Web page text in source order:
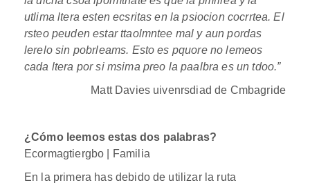
utlima ltera esten ecsritas en la psiocion cocrrtea. El
rsteo peuden estar ttaolmntee mal y aun pordas
lerelo sin pobrleams. Esto es pquore no lemeos
cada ltera por si msima preo la paalbra es un tdoo.”
Matt Davies uivenrsdiad de Cmbagride
¿Cómo leemos estas dos palabras?
Ecormagtiergbo | Familia
En la primera has debido de utilizar la ruta